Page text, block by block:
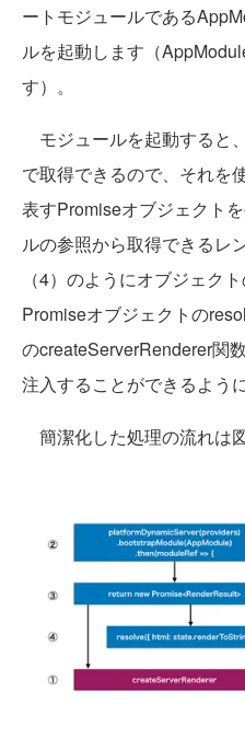
ートモジュールである
ルを起動します（
す）。
モジュールを起動すると
で取得できるので、それを
表すPromiseオブジェクト
ルの参照から取得できるレ
（4）のようにオブジェク
Promiseオブジェクトの
のcreateServerRenderer関
注入することができるよう
簡潔化した処理の流れは